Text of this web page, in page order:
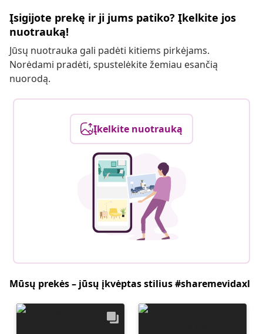
Įsigijote prekę ir ji jums patiko? Įkelkite jos
nuotrauką!
Jūsų nuotrauka gali padėti kitiems pirkėjams.
Norėdami pradėti, spustelėkite žemiau esančią
nuorodą.
Įkelkite nuotrauką
Mūsų prekės – jūsų įkvėptas stilius #sharemevidaxl